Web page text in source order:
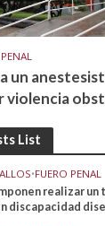
un
violencia
List
•FUERO PENAL
realizar
discapacidad